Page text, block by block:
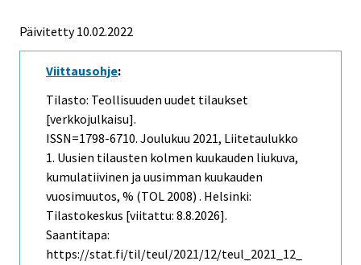
Päivitetty 10.02.2022
Viittausohje:
Tilasto: Teollisuuden uudet tilaukset
[verkkojulkaisu].
ISSN=1798-6710. Joulukuu 2021, Liitetaulukko
1. Uusien tilausten kolmen kuukauden liukuva,
kumulatiivinen ja uusimman kuukauden
vuosimuutos, % (TOL 2008) . Helsinki:
Tilastokeskus [viitattu: 8.8.2026].
Saantitapa:
https://stat.fi/til/teul/2021/12/teul_2021_12_